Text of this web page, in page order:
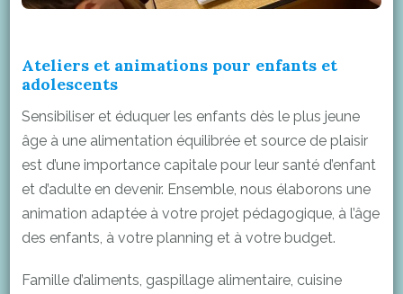
Ateliers et animations pour enfants et
adolescents
Sensibiliser et éduquer les enfants dès le plus jeune
âge à une alimentation équilibrée et source de plaisir
est d’une importance capitale pour leur santé d’enfant
et d’adulte en devenir. Ensemble, nous élaborons une
animation adaptée à votre projet pédagogique, à l’âge
des enfants, à votre planning et à votre budget.
Famille d’aliments, gaspillage alimentaire, cuisine